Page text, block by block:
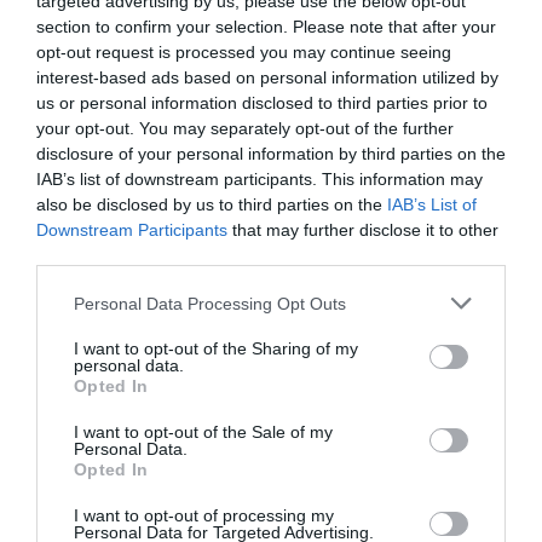
section to confirm your selection. Please note that after your
opt-out request is processed you may continue seeing
interest-based ads based on personal information utilized by
us or personal information disclosed to third parties prior to
your opt-out. You may separately opt-out of the further
disclosure of your personal information by third parties on the
IAB’s list of downstream participants. This information may
also be disclosed by us to third parties on the IAB’s List of
Downstream Participants that may further disclose it to other
Personal Data Processing Opt Outs
I want to opt-out of the Sharing of my
personal data.
Opted In
I want to opt-out of the Sale of my
Personal Data.
Opted In
I want to opt-out of processing my
Personal Data for Targeted Advertising.
Ankunftsdatum:
Wählen Sie aus...
Abreisedatum:
Wählen Sie aus...
Preise ab€ 90,00
Bestpreisgarantie
Apartment für 2 Personen 2 PREISE ANZEIGEN
Der Agriturismo bietet gemütliche, geschmackvoll eingerichtete
Unterkünfte für rundum gelungene, entspannte Urlaubsaufenthalte.
Apartment für 6 Personen.
Im Preis inbegriffene Leistungen